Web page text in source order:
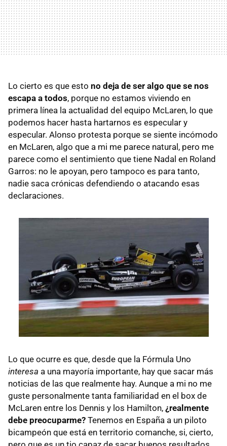
Lo cierto es que esto no deja de ser algo que se nos
escapa a todos, porque no estamos viviendo en
primera línea la actualidad del equipo McLaren, lo que
podemos hacer hasta hartarnos es especular y
especular. Alonso protesta porque se siente incómodo
en McLaren, algo que a mi me parece natural, pero me
parece como el sentimiento que tiene Nadal en Roland
Garros: no le apoyan, pero tampoco es para tanto,
nadie saca crónicas defendiendo o atacando esas
declaraciones.
Lo que ocurre es que, desde que la Fórmula Uno
interesa a una mayoría importante, hay que sacar más
noticias de las que realmente hay. Aunque a mi no me
guste personalmente tanta familiaridad en el box de
McLaren entre los Dennis y los Hamilton, ¿realmente
debe preocuparme? Tenemos en España a un piloto
bicampeón que está en territorio comanche, si, cierto,